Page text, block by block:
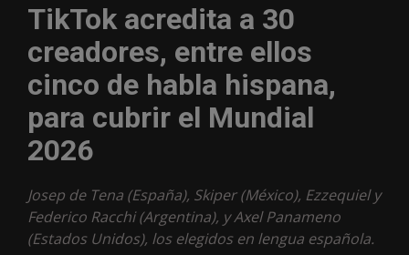
TikTok acredita a 30
creadores, entre ellos
cinco de habla hispana,
para cubrir el Mundial
2026
Josep de Tena (España), Skiper (México), Ezzequiel y
Federico Racchi (Argentina), y Axel Panameno
(Estados Unidos), los elegidos en lengua española.